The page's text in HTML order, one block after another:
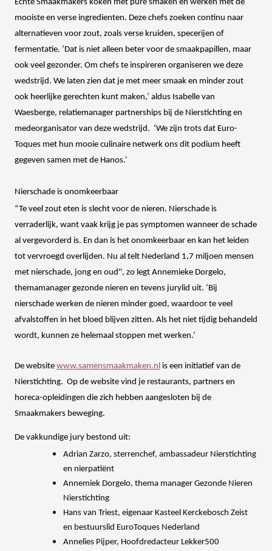
Echte Smaakmakers koken met pure smaken en werken met de
mooiste en verse ingredienten. Deze chefs zoeken continu naar
alternatieven voor zout, zoals verse kruiden, specerijen of
fermentatie. ‘Dat is niet alleen beter voor de smaakpapillen, maar
ook veel gezonder. Om chefs te inspireren organiseren we deze
wedstrijd. We laten zien dat je met meer smaak en minder zout
ook heerlijke gerechten kunt maken,’ aldus Isabelle van
Waesberge, relatiemanager partnerships bij de Nierstichting en
medeorganisator van deze wedstrijd. ‘We zijn trots dat Euro-
Toques met hun mooie culinaire netwerk ons dit podium heeft
gegeven samen met de Hanos.’
Nierschade is onomkeerbaar
“Te veel zout eten is slecht voor de nieren. Nierschade is
verraderlijk, want vaak krijg je pas symptomen wanneer de schade
al vergevorderd is. En dan is het onomkeerbaar en kan het leiden
tot vervroegd overlijden. Nu al telt Nederland 1,7 miljoen mensen
met nierschade, jong en oud'', zo legt Annemieke Dorgelo,
themamanager gezonde nieren en tevens jurylid uit. ‘Bij
nierschade werken de nieren minder goed, waardoor te veel
afvalstoffen in het bloed blijven zitten. Als het niet tijdig behandeld
wordt, kunnen ze helemaal stoppen met werken.’
De website www.samensmaakmaken.nl is een initiatief van de
Nierstichting. Op de website vind je restaurants, partners en
horeca-opleidingen die zich hebben aangesloten bij de
Smaakmakers beweging.
De vakkundige jury bestond uit:
Adrian Zarzo, sterrenchef, ambassadeur Nierstichting
en nierpatiënt
Annemiek Dorgelo, thema manager Gezonde Nieren
Nierstichting
Hans van Triest, eigenaar Kasteel Kerckebosch Zeist
en bestuurslid EuroToques Nederland
Annelies Pijper, Hoofdredacteur Lekker500